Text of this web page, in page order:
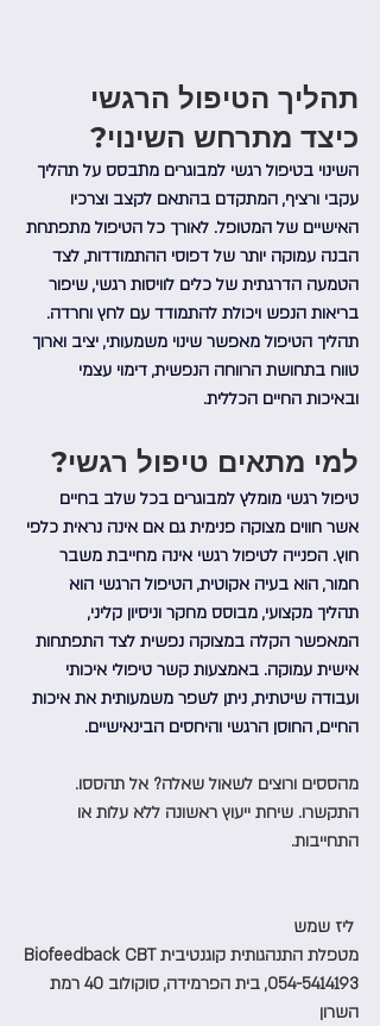
תהליך הטיפול הרגשי
כיצד מתרחש השינוי?
השינוי בטיפול רגשי למבוגרים מתבסס על תהליך
עקבי ורציף, המתקדם בהתאם לקצב וצרכיו
האישיים של המטופל. לאורך כל הטיפול מתפתחת
הבנה עמוקה יותר של דפוסי ההתמודדות, לצד
הטמעה הדרגתית של כלים לוויסות רגשי, שיפור
בריאות הנפש ויכולת להתמודד עם לחץ וחרדה.
תהליך הטיפול מאפשר שינוי משמעותי, יציב וארוך
טווח בתחושת הרווחה הנפשית, דימוי עצמי
ובאיכות החיים הכללית.
למי מתאים טיפול רגשי?
טיפול רגשי מומלץ למבוגרים בכל שלב בחיים
אשר חווים מצוקה פנימית גם אם אינה נראית כלפי
חוץ. הפנייה לטיפול רגשי אינה מחייבת משבר
חמור, הוא בעיה אקוטית, הטיפול הרגשי הוא
תהליך מקצועי, מבוסס מחקר וניסיון קליני,
המאפשר הקלה במצוקה נפשית לצד התפתחות
אישית עמוקה. באמצעות קשר טיפולי איכותי
ועבודה שיטתית, ניתן לשפר משמעותית את איכות
החיים, החוסן הרגשי והיחסים הבינאישיים.
מהססים ורוצים לשאול שאלה? אל תהססו.
התקשרו. שיחת ייעוץ ראשונה ללא עלות או
התחייבות.
ליז שמש
מטפלת התנהגותית קוגנטיבית Biofeedback CBT
054-5414193, בית הפרמידה, סוקולוב 40 רמת
השרון